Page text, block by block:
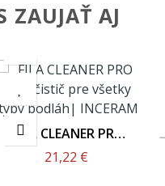
ZAUJAŤ AJ
FILA CLEANER PRO
1L
21,22 €